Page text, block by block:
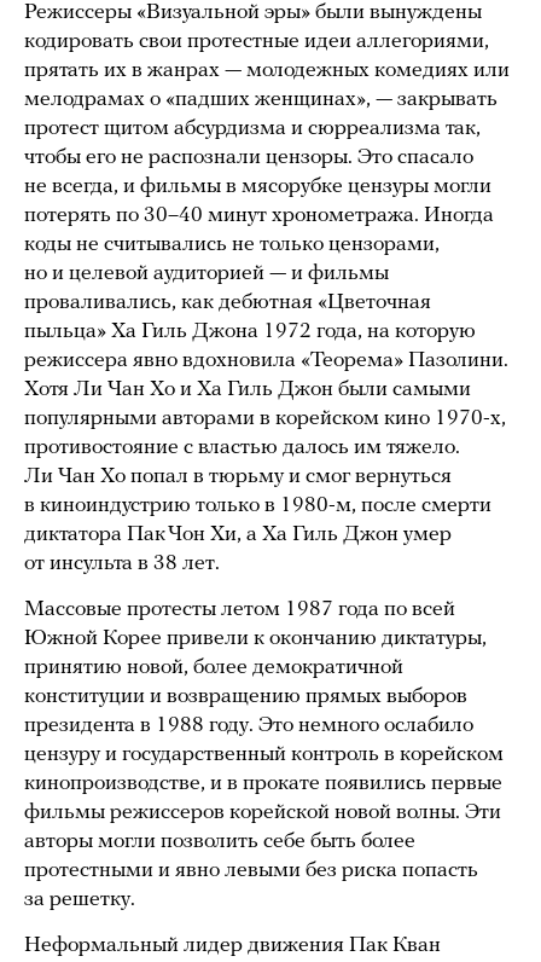
Режиссеры «Визуальной эры» были вынуждены
кодировать свои протестные идеи аллегориями,
прятать их в жанрах — молодежных комедиях или
мелодрамах о «падших женщинах», — закрывать
протест щитом абсурдизма и сюрреализма так,
чтобы его не распознали цензоры. Это спасало
не всегда, и фильмы в мясорубке цензуры могли
потерять по 30–40 минут хронометража. Иногда
коды не считывались не только цензорами,
но и целевой аудиторией — и фильмы
проваливались, как дебютная «Цветочная
пыльца» Ха Гиль Джона 1972 года, на которую
режиссера явно вдохновила «Теорема» Пазолини.
Хотя Ли Чан Хо и Ха Гиль Джон были самыми
популярными авторами в корейском кино 1970-х,
противостояние с властью далось им тяжело.
Ли Чан Хо попал в тюрьму и смог вернуться
в киноиндустрию только в 1980-м, после смерти
диктатора Пак Чон Хи, а Ха Гиль Джон умер
от инсульта в 38 лет.
Массовые протесты летом 1987 года по всей
Южной Корее привели к окончанию диктатуры,
принятию новой, более демократичной
конституции и возвращению прямых выборов
президента в 1988 году. Это немного ослабило
цензуру и государственный контроль в корейском
кинопроизводстве, и в прокате появились первые
фильмы режиссеров корейской новой волны. Эти
авторы могли позволить себе быть более
протестными и явно левыми без риска попасть
за решетку.
Неформальный лидер движения Пак Кван